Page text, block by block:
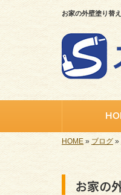
お家の外壁塗り替
HOME » ブログ »
お家の